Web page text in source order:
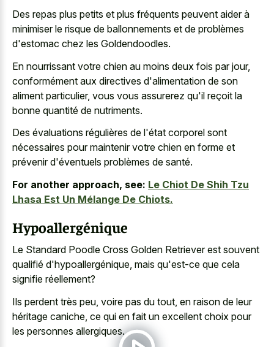
Des repas plus petits et plus fréquents peuvent aider à
minimiser le risque de ballonnements et de problèmes
d'estomac chez les Goldendoodles.
En nourrissant votre chien au moins deux fois par jour,
conformément aux directives d'alimentation de son
aliment particulier, vous vous assurerez qu'il reçoit la
bonne quantité de nutriments.
Des évaluations régulières de l'état corporel sont
nécessaires pour maintenir votre chien en forme et
prévenir d'éventuels problèmes de santé.
For another approach, see: Le Chiot De Shih Tzu
Lhasa Est Un Mélange De Chiots.
Hypoallergénique
Le Standard Poodle Cross Golden Retriever est souvent
qualifié d'hypoallergénique, mais qu'est-ce que cela
signifie réellement?
Ils perdent très peu, voire pas du tout, en raison de leur
héritage caniche, ce qui en fait un excellent choix pour
les personnes allergiques.